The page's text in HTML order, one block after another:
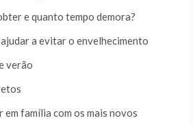
e quanto tempo demora?
a evitar o envelhecimento
verão
família com os mais novos